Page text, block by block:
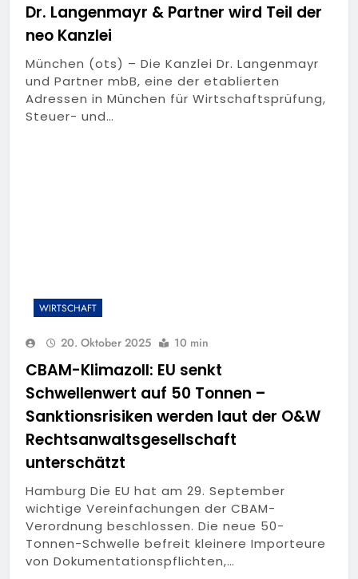
Dr. Langenmayr & Partner wird Teil der
neo Kanzlei
München (ots) – Die Kanzlei Dr. Langenmayr
und Partner mbB, eine der etablierten
Adressen in München für Wirtschaftsprüfung,
Steuer- und…
WIRTSCHAFT
20. Oktober 2025 10 min
CBAM-Klimazoll: EU senkt
Schwellenwert auf 50 Tonnen –
Sanktionsrisiken werden laut der O&W
Rechtsanwaltsgesellschaft
unterschätzt
Hamburg Die EU hat am 29. September
wichtige Vereinfachungen der CBAM-
Verordnung beschlossen. Die neue 50-
Tonnen-Schwelle befreit kleinere Importeure
von Dokumentationspflichten,…